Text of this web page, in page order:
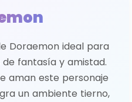
Doraemon ideal para
fantasía y amistad.
aman este personaje
un ambiente tierno,